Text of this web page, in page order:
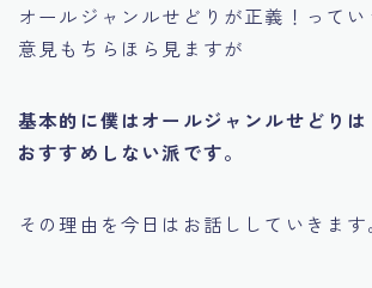
オールジャンルせどりが正義！ってい
意見もちらほら見ますが
基本的に僕はオールジャンルせどりは
おすすめしない派です。
その理由を今日はお話ししていきます